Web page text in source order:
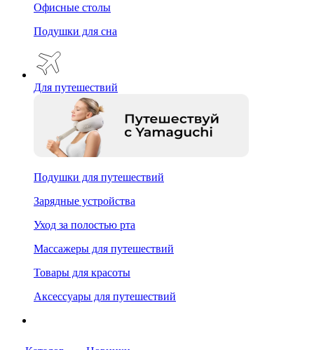
Офисные столы
Подушки для сна
Для путешествий
Подушки для путешествий
Зарядные устройства
Уход за полостью рта
Массажеры для путешествий
Товары для красоты
Аксессуары для путешествий